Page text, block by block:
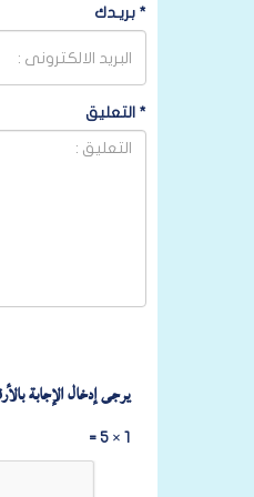
* بريـدك
* التعليق
يرجى إدخال الإجابة
1 × 5 =